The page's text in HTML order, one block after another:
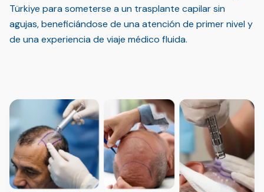
Türkiye para someterse a un trasplante capilar sin
agujas, beneficiándose de una atención de primer nivel y
de una experiencia de viaje médico fluida.